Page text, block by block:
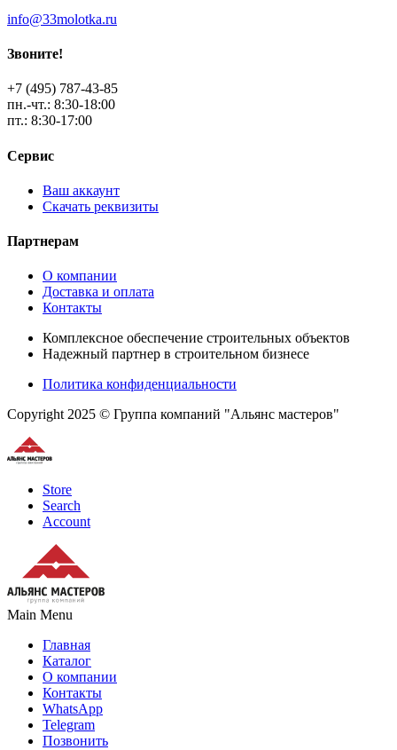
info@33molotka.ru
Звоните!
+7 (495) 787-43-85
пн.-чт.: 8:30-18:00
пт.: 8:30-17:00
Сервис
Ваш аккаунт
Скачать реквизиты
Партнерам
О компании
Доставка и оплата
Контакты
Комплексное обеспечение строительных объектов
Надежный партнер в строительном бизнесе
Политика конфиденциальности
Copyright 2025 © Группа компаний "Альянс мастеров"
Store
Search
Account
Main Menu
Главная
Каталог
О компании
Контакты
WhatsApp
Telegram
Позвонить